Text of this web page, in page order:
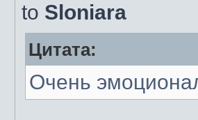
to Sloniara
Цитата:
Очень